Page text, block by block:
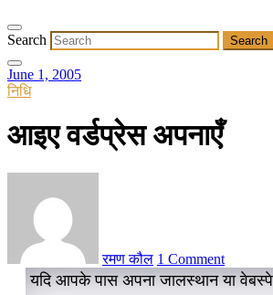
Search
June 1, 2005
निधि
आइए वर्डप्रेस अपनाएँ
रमण कौल 1 Comment
यदि आपके पास अपना जालस्थान या